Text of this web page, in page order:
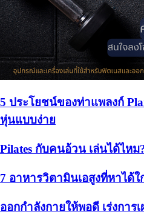
5 ประโยชน์ของท่าแพลงก์
หุ่นแบบง่าย
Pilates กับคนอ้วน เล่นได้ไหม
7 อาหารวิตามินเอสูงที่หาได้ใ
ออกกำลังกายให้พอดี เร่งกา